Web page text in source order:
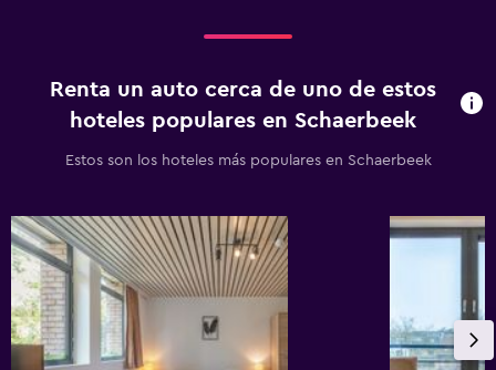
Renta un auto cerca de uno de estos
hoteles populares en Schaerbeek
Estos son los hoteles más populares en Schaerbeek